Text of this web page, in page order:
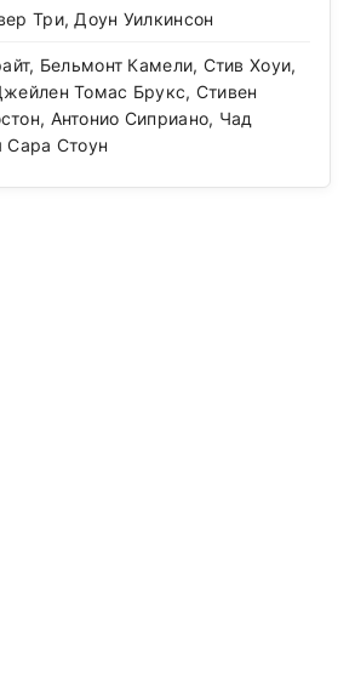
Три, Доун Уилкинсон
Бельмонт Камели, Стив Хоуи,
Томас Брукс, Стивен
Антонио Сиприано, Чад
Сара Стоун